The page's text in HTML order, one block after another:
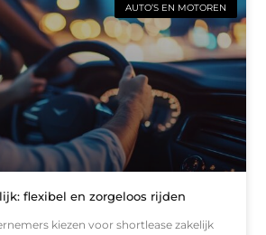
AUTO’S EN MOTOREN
flexibel en zorgeloos rijden
kiezen voor shortlease zakelijk